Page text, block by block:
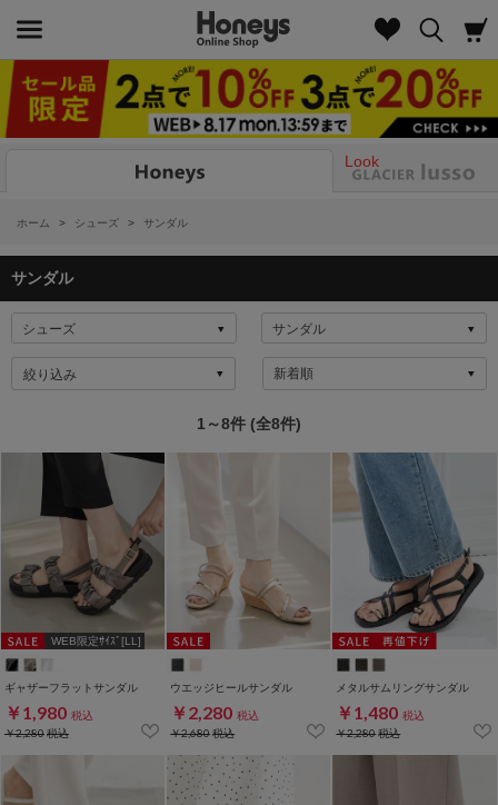
Look
ホーム > シューズ > サンダル
サンダル
絞り込み
1～8件 (全8件)
WEB限定ｻｲｽﾞ[LL]
ギャザーフラットサンダル
￥1,980 税込
￥2,280税込
ウエッジヒールサンダル
￥2,280 税込
￥2,680税込
メタルサムリングサンダル
￥1,480 税込
￥2,280税込